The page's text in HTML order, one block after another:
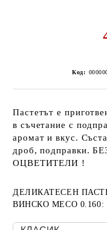
Код:
Пастетът е
в съчетание с
аромат и вкус.
дроб, подправки.
ОЦВЕТИТЕЛИ !
ДЕЛИКАТЕСЕН
ВИНСКО МЕСО 0.160: